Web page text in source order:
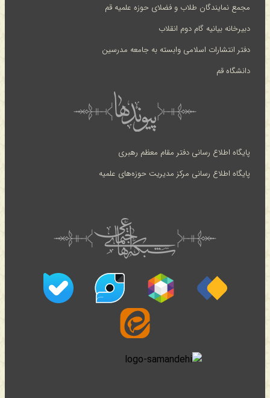
مجمع نمایندگان طلاب و فضلای حوزه علمیه قم
دبیرخانه بیانیه گام دوم انقلاب
دفتر انتشارات اسلامی وابسته به جامعه مدرسین
دانشگاه قم
پایگاه اطلاع رسانی دفتر مقام معظم رهبری
پایگاه اطلاع رسانی مرکز مدیریت حوزه‌های علمیه